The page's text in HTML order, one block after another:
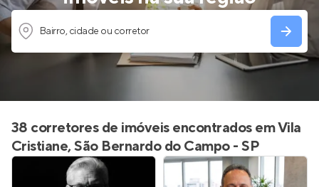
Bairro, cidade ou corretor
38 corretores de imóveis encontrados em Vila
Cristiane, São Bernardo do Campo - SP